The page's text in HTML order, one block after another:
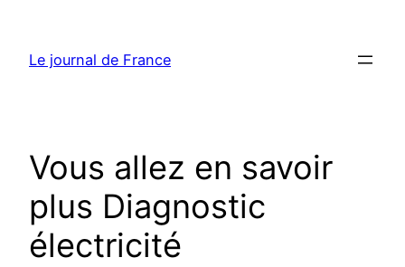
contenu
Le journal de France
Vous allez en savoir
plus Diagnostic
électricité